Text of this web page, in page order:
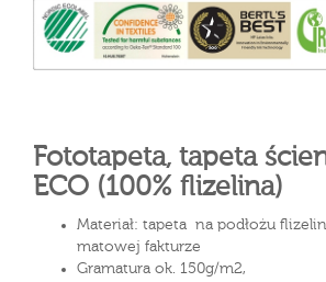
Fototapeta, tapeta
ECO (100% flizelina)
Materiał: tapeta na podłożu
matowej fakturze
Gramatura ok. 150g/m2,